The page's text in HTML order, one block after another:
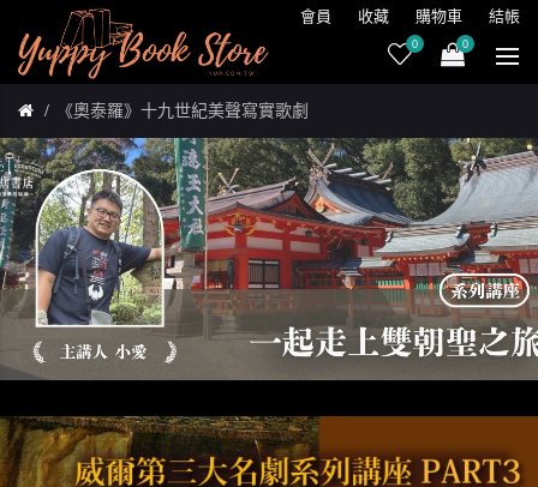
會員 收藏 購物車 結帳
0 0
《奧泰羅》十九世紀美聲寫實歌劇